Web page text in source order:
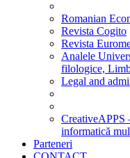
Romanian
Revista Cogito
Revista
Analele
filologice,
Legal and
CreativeAPPS
informatică
Parteneri